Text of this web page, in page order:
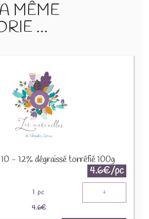
MÊME
...
- 12% dégraissé torréfié 100g
4.6€/pc
1 pc +
4.6€